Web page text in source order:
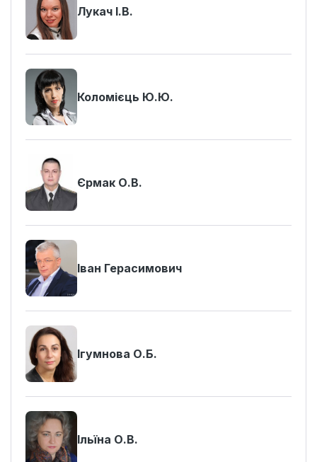
Лукач І.В.
Коломієць Ю.Ю.
Єрмак О.В.
Іван Герасимович
Ігумнова О.Б.
Ільїна О.В.